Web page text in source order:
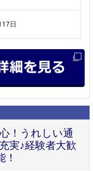
日
！うれしい通
実♪経験者大歓